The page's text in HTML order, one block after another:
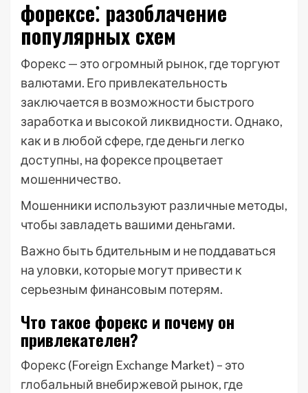
форексе⁚ разоблачение
популярных схем
Форекс — это огромный рынок, где торгуют
валютами. Его привлекательность
заключается в возможности быстрого
заработка и высокой ликвидности. Однако,
как и в любой сфере, где деньги легко
доступны, на форексе процветает
мошенничество.
Мошенники используют различные методы,
чтобы завладеть вашими деньгами.
Важно быть бдительным и не поддаваться
на уловки, которые могут привести к
серьезным финансовым потерям.
Что такое форекс и почему он
привлекателен?
Форекс (Foreign Exchange Market) – это
глобальный внебиржевой рынок, где